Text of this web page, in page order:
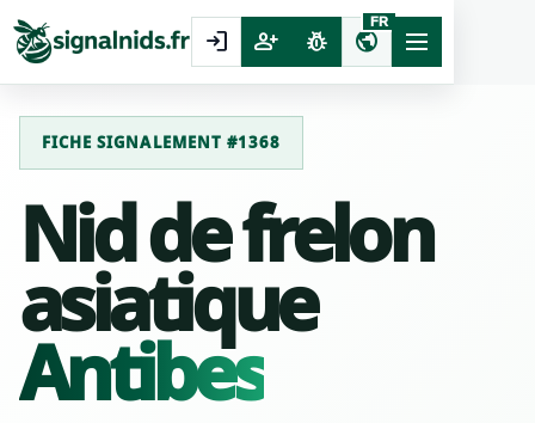
login person_add pest_control public
FR
FICHE SIGNALEMENT #1368
Nid de frelon
asiatique
Antibes